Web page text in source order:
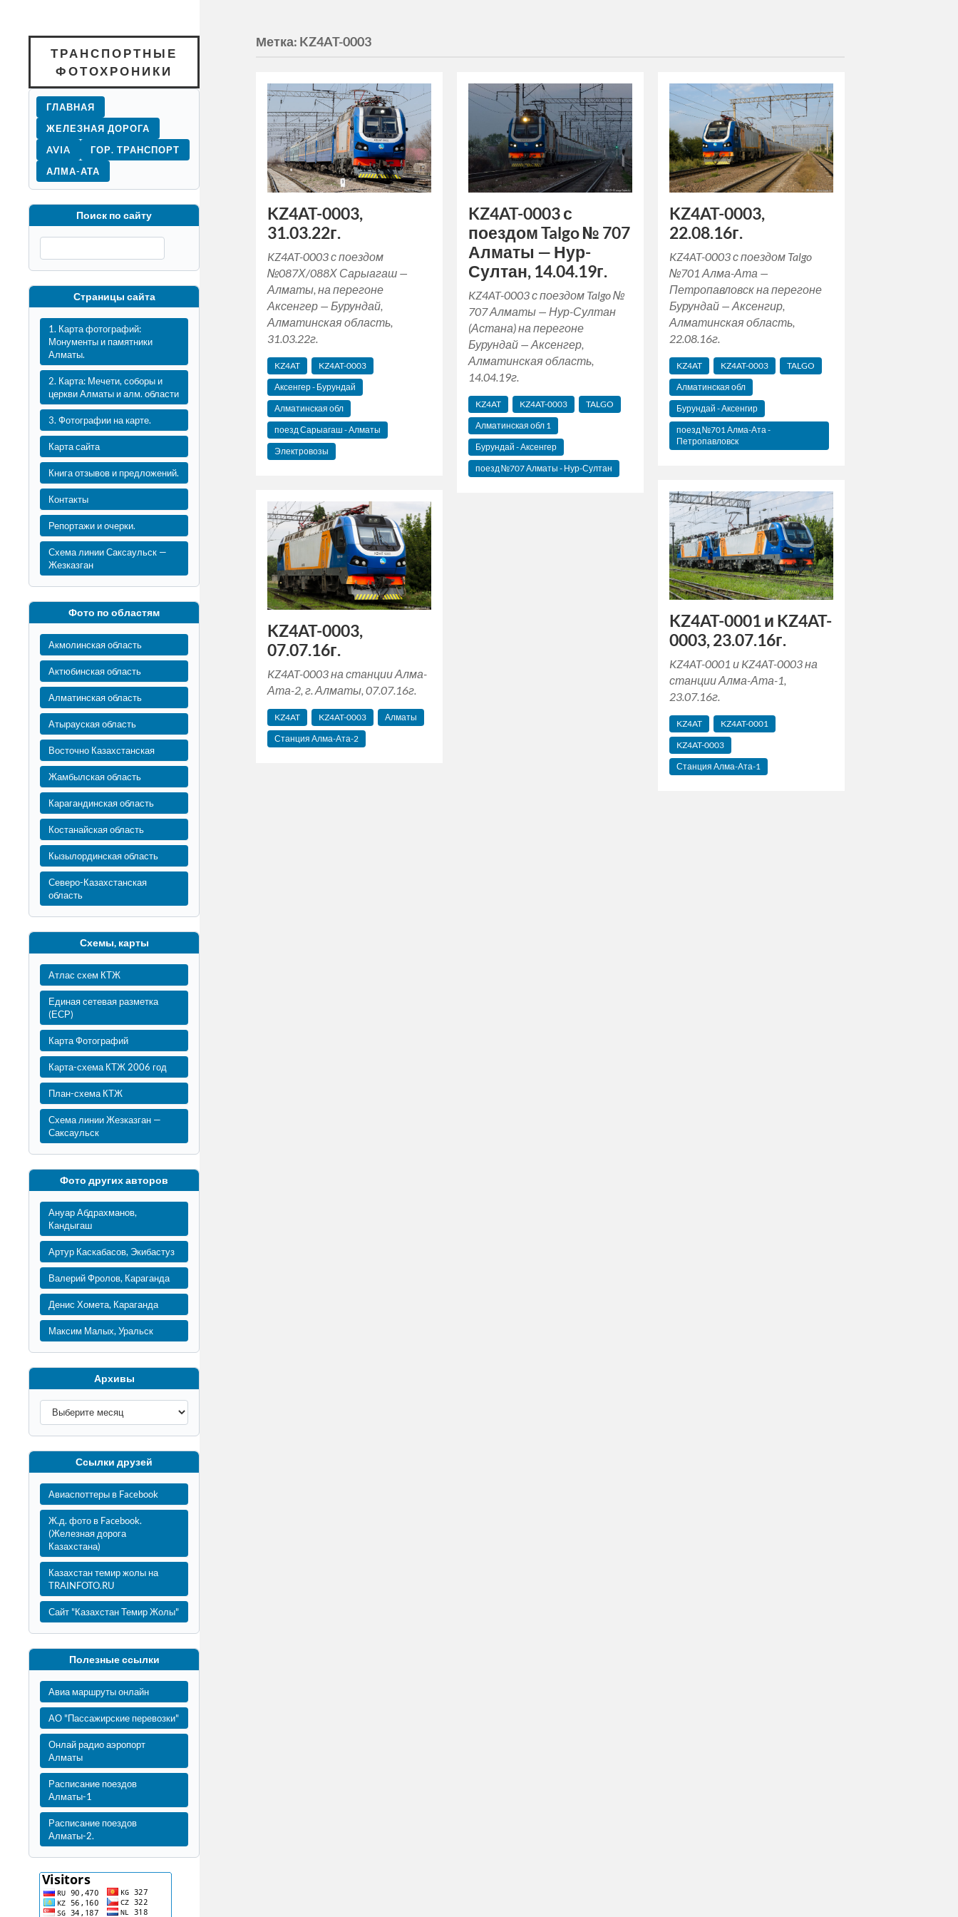
ТРАНСПОРТНЫЕ
ФОТОХРОНИКИ
ГЛАВНАЯ
ЖЕЛЕЗНАЯ ДОРОГА
AVIA
ГОР. ТРАНСПОРТ
АЛМА-АТА
Поиск по сайту
Страницы сайта
1. Карта фотографий:
Монументы и памятники
Алматы.
2. Карта: Мечети, соборы и
церкви Алматы и алм. области
3. Фотографии на карте.
Карта сайта
Книга отзывов и предложений.
Контакты
Репортажи и очерки.
Схема линии Саксаульск —
Жезказган
Фото по областям
Акмолинская область
Актюбинская область
Алматинская область
Атырауская область
Восточно Казахстанская
Жамбылская область
Карагандинская область
Костанайская область
Кызылординская область
Северо-Казахстанская
область
Схемы, карты
Атлас схем КТЖ
Единая сетевая разметка
(ЕСР)
Карта Фотографий
Карта-схема КТЖ 2006 год
План-схема КТЖ
Схема линии Жезказган —
Саксаульск
Фото других авторов
Ануар Абдрахманов,
Кандыгаш
Артур Каскабасов, Экибастуз
Валерий Фролов, Караганда
Денис Хомета, Караганда
Максим Малых, Уральск
Архивы
Ссылки друзей
Авиаспоттеры в Facebook
Ж.д. фото в Facebook.
(Железная дорога
Казахстана)
Казахстан темир жолы на
TRAINFOTO.RU
Сайт "Казахстан Темир Жолы"
Полезные ссылки
Авиа маршруты онлайн
АО "Пассажирские перевозки"
Онлай радио аэропорт
Алматы
Расписание поездов
Алматы-1
Расписание поездов
Алматы-2.
Метка: KZ4AT-0003
KZ4AT-0003,
31.03.22г.
KZ4AT-0003 с поездом
№087Х/088Х Сарыагаш —
Алматы, на перегоне
Аксенгер — Бурундай,
Алматинская область,
31.03.22г.
KZ4AT
KZ4AT-0003
Аксенгер - Бурундай
Алматинская обл
поезд Сарыагаш - Алматы
Электровозы
KZ4AT-0003 с
поездом Talgo № 707
Алматы — Нур-
Султан, 14.04.19г.
KZ4AT-0003 с поездом Talgo №
707 Алматы — Нур-Султан
(Астана) на перегоне
Бурундай — Аксенгер,
Алматинская область,
14.04.19г.
KZ4AT KZ4AT-0003
TALGO
Алматинская‬ обл 1
Бурундай - Аксенгер
поезд №707 Алматы - Нур-Султан
KZ4AT-0003,
22.08.16г.
KZ4AT-0003 с поездом Talgo
№701 Алма-Ата —
Петропавловск на перегоне
Бурундай — Аксенгир,
Алматинская область,
22.08.16г.
KZ4AT KZ4AT-0003
TALGO
Алматинская обл
Бурундай - Аксенгир
поезд №701 Алма-Ата -
Петропавловск
KZ4AT-0001 и KZ4AT-
0003, 23.07.16г.
KZ4AT-0001 и KZ4AT-0003 на
станции Алма-Ата-1,
23.07.16г.
KZ4AT
KZ4AT-0001
KZ4AT-0003
Станция Алма-Ата-1
KZ4AT-0003,
07.07.16г.
KZ4AT-0003 на станции Алма-
Ата-2, г. Алматы, 07.07.16г.
KZ4AT KZ4AT-0003
Алматы
Станция Алма-Ата-2